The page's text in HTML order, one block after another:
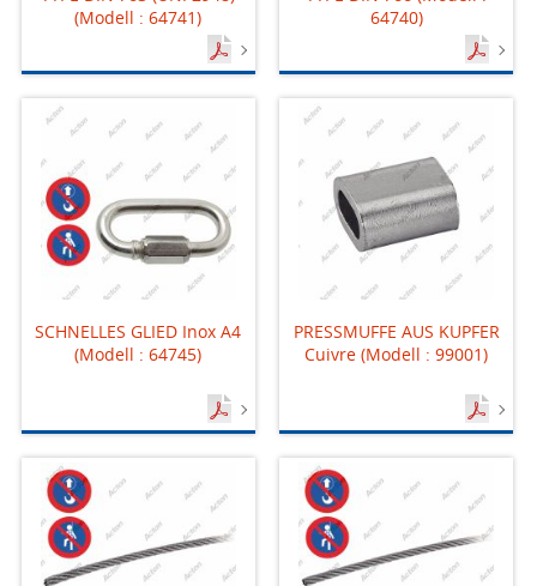
(Modell : 64741)
64740)
SCHNELLES GLIED Inox A4
(Modell : 64745)
PRESSMUFFE AUS KUPFER
Cuivre (Modell : 99001)